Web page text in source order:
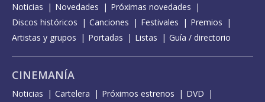
Noticias Novedades
Próximas novedades
Discos históricos
Canciones Festivales
Premios
Artistas y grupos
Portadas Listas Guía / directorio
CINEMANÍA
Noticias Cartelera Próximos estrenos
DVD